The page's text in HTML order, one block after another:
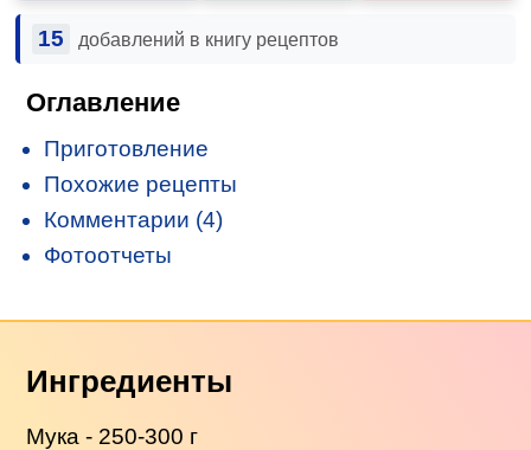
15 добавлений в книгу рецептов
Оглавление
Приготовление
Похожие рецепты
Комментарии (4)
Фотоотчеты
Ингредиенты
Мука - 250-300 г